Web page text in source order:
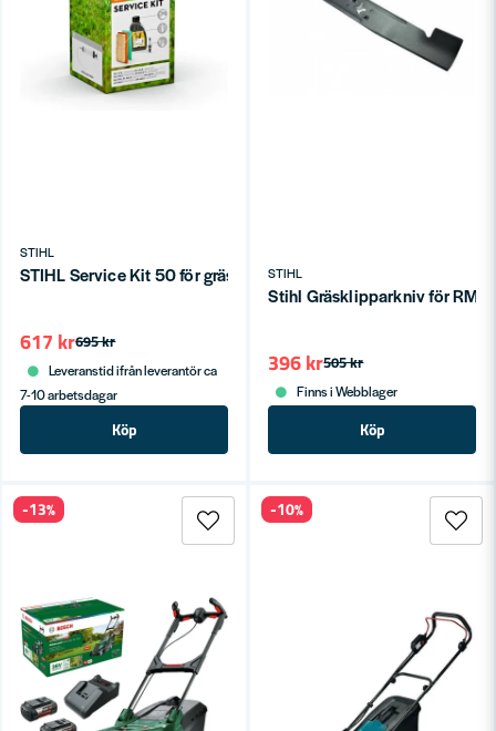
STIHL
STIHL Service Kit 50 för gräsklippare och jordfräs
695 kr
617 kr
Leveranstid ifrån leverantör ca
7-10 arbetsdagar
Köp
STIHL
Stihl Gräsklipparkniv för RM
505 kr
396 kr
Finns i Webblager
Köp
-13% -10%